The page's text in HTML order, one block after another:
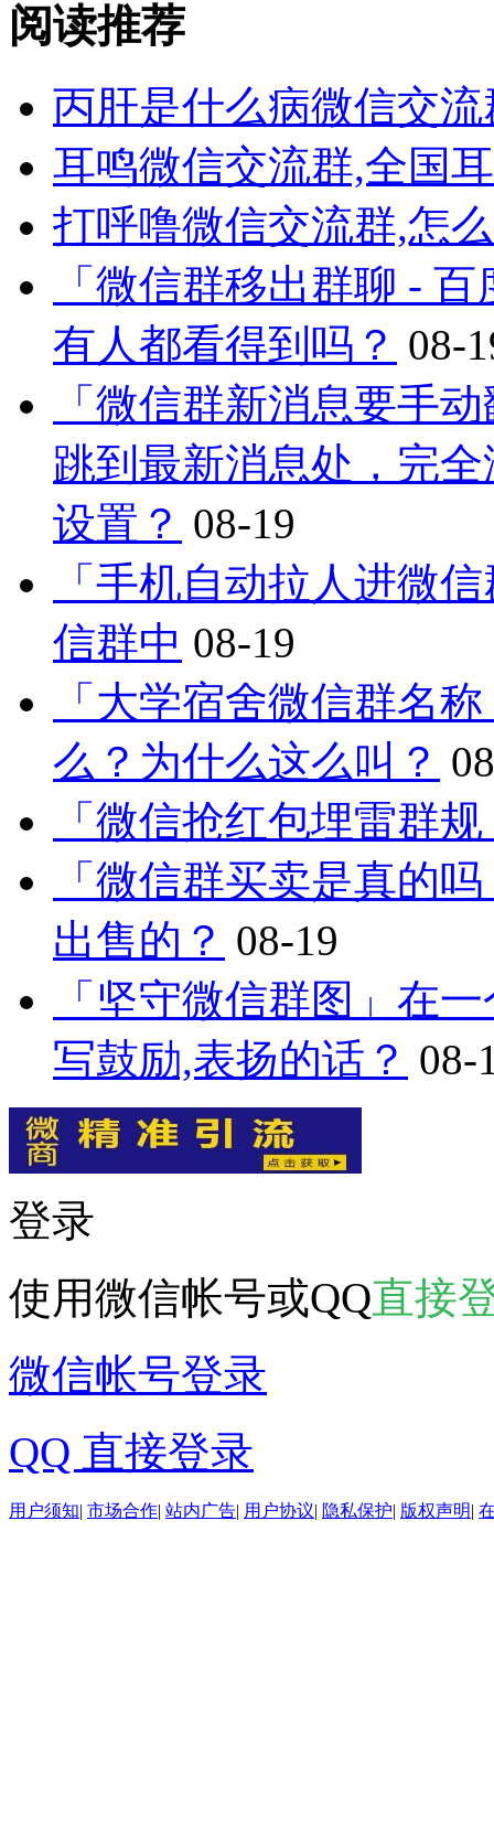
阅读推荐
丙肝是什么病微信交
耳鸣微信交流群,全国
打呼噜微信交流群,怎
「微信群移出群聊 -
有人都看得到吗？ 08-
「微信群新消息要手
跳到最新消息处，完
设置？ 08-19
「手机自动拉人进微
信群中 08-19
「大学宿舍微信群名
么？为什么这么叫？
「微信抢红包埋雷群
「微信群买卖是真的
出售的？ 08-19
「坚守微信群图」在
写鼓励,表扬的话？ 08-
登录
使用微信帐号或QQ直接
微信帐号登录
QQ 直接登录
用户须知| 市场合作| 站内广告| 用户协议| 隐私保护| 版权声明|